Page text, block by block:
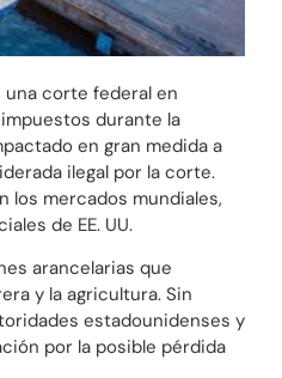
una corte federal en
durante la
en gran medida a
ilegal por la corte.
los mercados mundiales,
de EE. UU.
arancelarias que
y la agricultura. Sin
estadounidenses y
por la posible pérdida